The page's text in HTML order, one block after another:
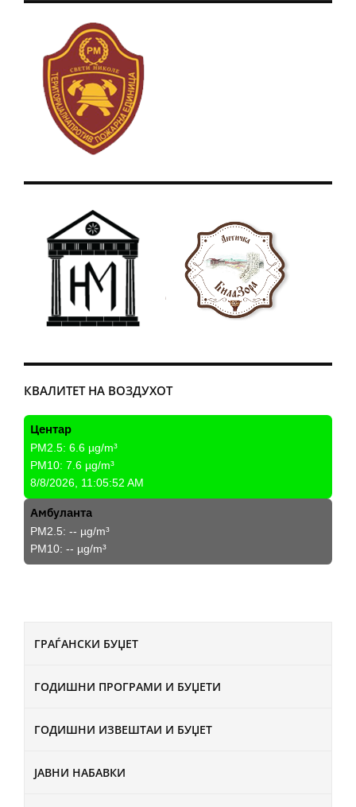
ГРАЃАНСКИ БУЏЕТ
ГОДИШНИ ПРОГРАМИ И БУЏЕТИ
ГОДИШНИ ИЗВЕШТАИ И БУЏЕТ
ЈАВНИ НАБАВКИ
КВАЛИТЕТ НА ВОЗДУХОТ
Центар
PM2.5: 6.6 µg/m³
PM10: 7.6 µg/m³
8/8/2026, 11:05:52 AM
Амбуланта
PM2.5: -- µg/m³
PM10: -- µg/m³